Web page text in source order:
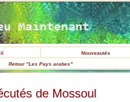
Nouveautés
Retour "Les Pays arabes"
de Mossoul